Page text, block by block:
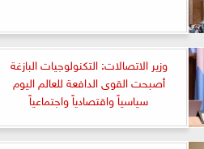
وزير الاتصالات: التكنولوجيات البازغة
أصبحت القوى الدافعة للعالم اليوم
سياسياً واقتصادياً واجتماعياً